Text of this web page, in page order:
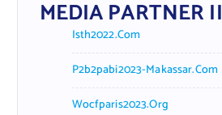
MEDIA PARTNER II
Isth2022.com
P2b2pabi2023-Makassar.com
Wocfparis2023.org